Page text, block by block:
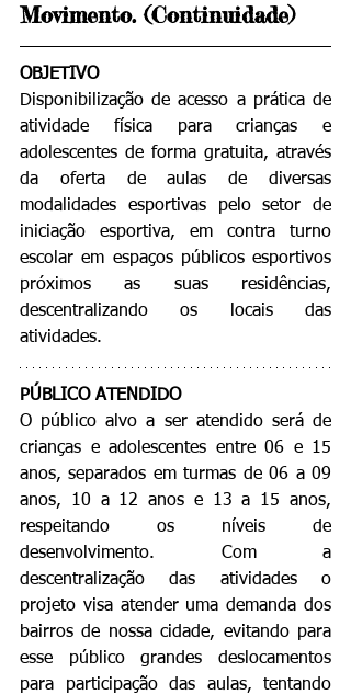
Movimento. (Continuidade)
OBJETIVO
Disponibilização de acesso a prática de
atividade física para crianças e
adolescentes de forma gratuita, através
da oferta de aulas de diversas
modalidades esportivas pelo setor de
iniciação esportiva, em contra turno
escolar em espaços públicos esportivos
próximos as suas residências,
descentralizando os locais das
atividades.
PÚBLICO ATENDIDO
O público alvo a ser atendido será de
crianças e adolescentes entre 06 e 15
anos, separados em turmas de 06 a 09
anos, 10 a 12 anos e 13 a 15 anos,
respeitando os níveis de
desenvolvimento. Com a
descentralização das atividades o
projeto visa atender uma demanda dos
bairros de nossa cidade, evitando para
esse público grandes deslocamentos
para participação das aulas, tentando